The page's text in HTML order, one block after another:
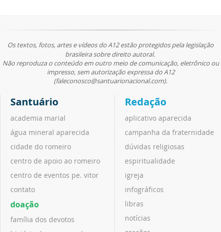
Os textos, fotos, artes e vídeos do A12 estão protegidos pela legislação
brasileira sobre direito autoral.
Não reproduza o conteúdo em outro meio de comunicação, eletrônico ou
impresso, sem autorização expressa do A12
(faleconosco@santuarionacional.com).
Santuário
academia marial
água mineral aparecida
cidade do romeiro
centro de apoio ao romeiro
centro de eventos pe. vitor
contato
doação
família dos devotos
Redação
aplicativo aparecida
campanha da fraternidade
dúvidas religiosas
espiritualidade
igreja
infográficos
libras
notícias